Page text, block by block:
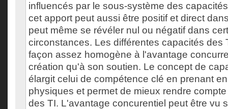
influencés par le sous-système des
cet apport peut aussi être positif et direct
peut même se révéler nul ou négatif dans
circonstances. Les différentes capacités des
façon assez homogène à l'avantage
création qu'à son soutien. Le concept de
élargit celui de compétence clé en prenant
physiques et permet de mieux rendre
des TI. L'avantage concurentiel peut être vu